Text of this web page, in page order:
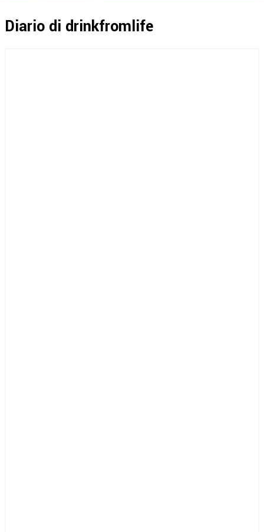
Diario di drinkfromlife